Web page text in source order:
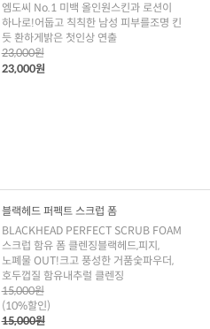
엠도씨 No.1 미백 올인원스킨과 로션이
하나로!어둡고 칙칙한 남성 피부를조명 킨
듯 환하게밝은 첫인상 연출
23,000원
23,000원
블랙헤드 퍼펙트 스크럽 폼
BLACKHEAD PERFECT SCRUB FOAM
스크럽 함유 폼 클렌징블랙헤드,피지,
노폐물 OUT!크고 풍성한 거품숯파우더,
호두껍질 함유내추럴 클렌징
15,000원
(10%할인)
15,000원